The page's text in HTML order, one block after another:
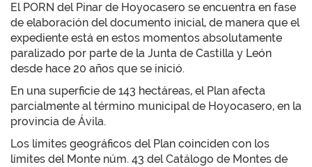
El PORN del Pinar de Hoyocasero se encuentra en fase
de elaboración del documento inicial, de manera que el
expediente está en estos momentos absolutamente
paralizado por parte de la Junta de Castilla y León
desde hace 20 años que se inició.
En una superficie de 143 hectáreas, el Plan afecta
parcialmente al término municipal de Hoyocasero, en la
provincia de Ávila.
Los límites geográficos del Plan coinciden con los
límites del Monte núm. 43 del Catálogo de Montes de